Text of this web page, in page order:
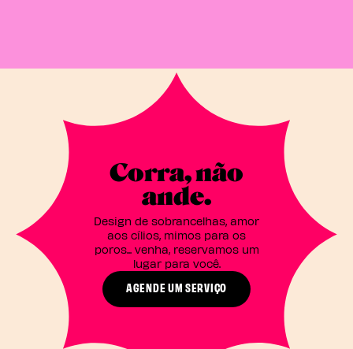
Corra, não
ande.
Design de sobrancelhas, amor
aos cílios, mimos para os
poros... venha, reservamos um
lugar para você.
AGENDE UM SERVIÇO